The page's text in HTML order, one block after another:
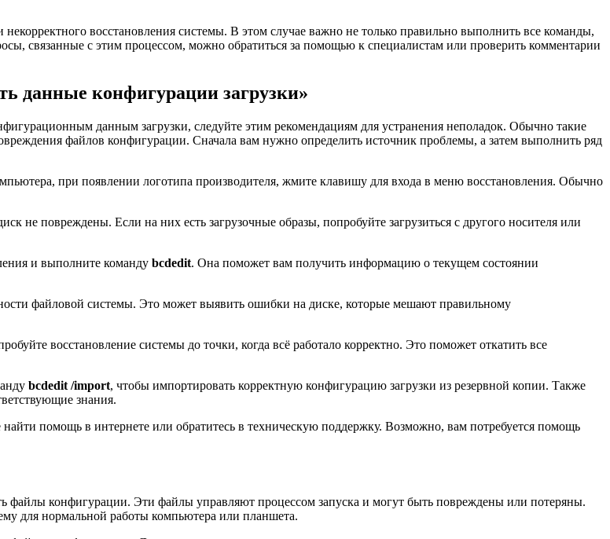
восстановления системы. В этом случае важно не только правильно выполнить все команды,
связанные с этим процессом, можно обратиться за помощью к специалистам или проверить комментарии
данные конфигурации загрузки»
данным загрузки, следуйте этим рекомендациям для устранения неполадок. Обычно такие
файлов конфигурации. Сначала вам нужно определить источник проблемы, а затем выполнить ряд
при появлении логотипа производителя, жмите клавишу для входа в меню восстановления. Обычно
не повреждены. Если на них есть загрузочные образы, попробуйте загрузиться с другого носителя или
и выполните команду bcdedit. Она поможет вам получить информацию о текущем состоянии
файловой системы. Это может выявить ошибки на диске, которые мешают правильному
восстановление системы до точки, когда всё работало корректно. Это поможет откатить все
bcdedit /import, чтобы импортировать корректную конфигурацию загрузки из резервной копии. Также
знания.
помощь в интернете или обратитесь в техническую поддержку. Возможно, вам потребуется помощь
файлы конфигурации. Эти файлы управляют процессом запуска и могут быть повреждены или потеряны.
для нормальной работы компьютера или планшета.